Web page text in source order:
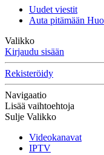
Uudet viestit
Auta pitämään
Valikko
Kirjaudu sisään
Rekisteröidy
Navigaatio
Lisää vaihtoehtoja
Sulje Valikko
Videokanavat
IPTV